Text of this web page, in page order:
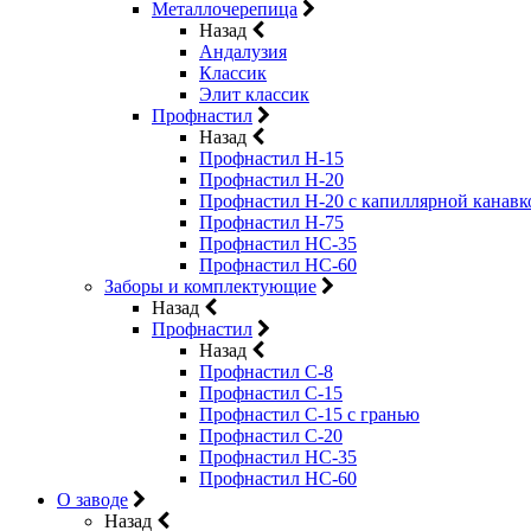
Металлочерепица
Назад
Андалузия
Классик
Элит классик
Профнастил
Назад
Профнастил Н-15
Профнастил Н-20
Профнастил Н-20 с капиллярной
Профнастил Н-75
Профнастил НС-35
Профнастил НС-60
Заборы и комплектующие
Назад
Профнастил
Назад
Профнастил С-8
Профнастил С-15
Профнастил C-15 с гранью
Профнастил C-20
Профнастил НС-35
Профнастил НС-60
О заводе
Назад